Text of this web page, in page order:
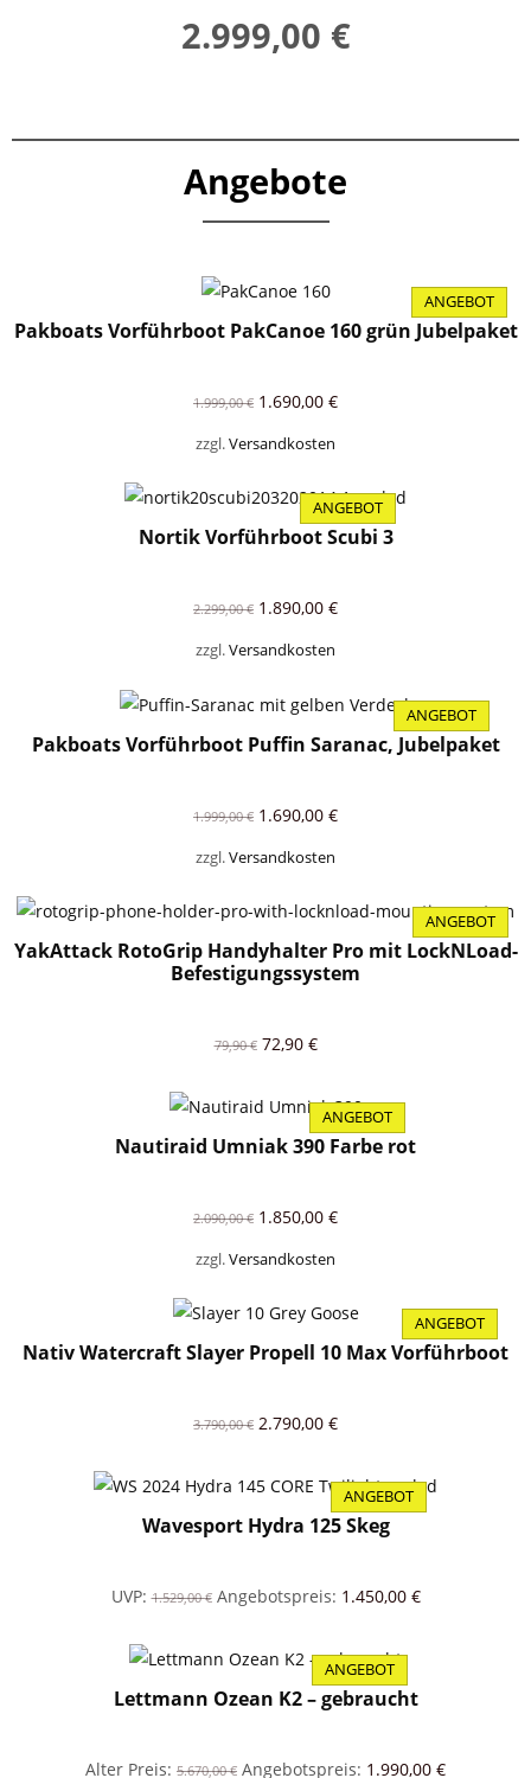
2.999,00 €
Angebote
ANGEBOT
PRODUKT
IM
ANGEBOT
Pakboats Vorführboot PakCanoe 160 grün Jubelpaket
1.999,00€ Ursprünglicher
1.999,00 €
1.690,00 €Aktueller
1.690,00 €.
zzgl.Versandkosten
ANGEBOT
PRODUKT
IM
Nortik Vorführboot Scubi 3
2.299,00€ Ursprünglicher
2.299,00 €
1.890,00 €Aktueller
1.890,00 €.
zzgl.Versandkosten
ANGEBOT
PRODUKT
IM
ANGEBOT
Pakboats Vorführboot Puffin Saranac, Jubelpaket
1.999,00€ Ursprünglicher
1.999,00 €
1.690,00 €Aktueller
1.690,00 €.
zzgl.Versandkosten
ANGEBOT
PRODUKT
IM
YakAttack RotoGrip Handyhalter Pro mit LockNLoad-
Befestigungssystem
79,90€ Ursprünglicher
war:
79,90 €
72,90 €Aktueller
ist:
72,90 €.
ANGEBOT
PRODUKT
IM
Nautiraid Umniak 390 Farbe rot
2.090,00€ Ursprünglicher
2.090,00 €
1.850,00 €Aktueller
1.850,00 €.
zzgl.Versandkosten
ANGEBOT
PRODUKT
IM
Nativ Watercraft Slayer Propell 10 Max Vorführboot
3.790,00€ Ursprünglicher
war:
3.790,00 €
2.790,00 €Aktueller
ist:
2.790,00 €.
ANGEBOT
PRODUKT
IM
ANGEBOT
Wavesport Hydra 125 Skeg
UVP: 1.529,00€ Ursprünglicher
war:
Angebotspreis: 1.450,00 €Aktueller
ANGEBOT
PRODUKT
IM
Lettmann Ozean K2 – gebraucht
Alter Preis: 5.670,00€ Ursprünglicher
Angebotspreis: 1.990,00 €Aktueller